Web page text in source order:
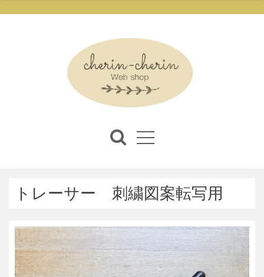
トレーサー 刺繍図案転写用